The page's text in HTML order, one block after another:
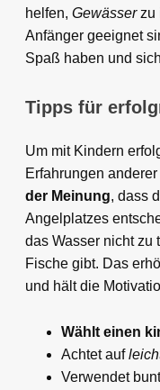
helfen, Gewässerzu
Anfänger geeignet
Spaß haben und
Tipps für
Um mit Kindern
Erfahrungen
der Meinung, dass
Angelplatzes
das Wasser nicht zu
Fische gibt. Das
und hält die
Wählt einen
Achtet auf
Verwendet